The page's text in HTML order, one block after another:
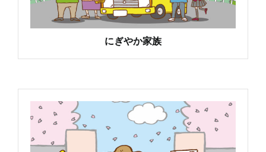
にぎやか家族